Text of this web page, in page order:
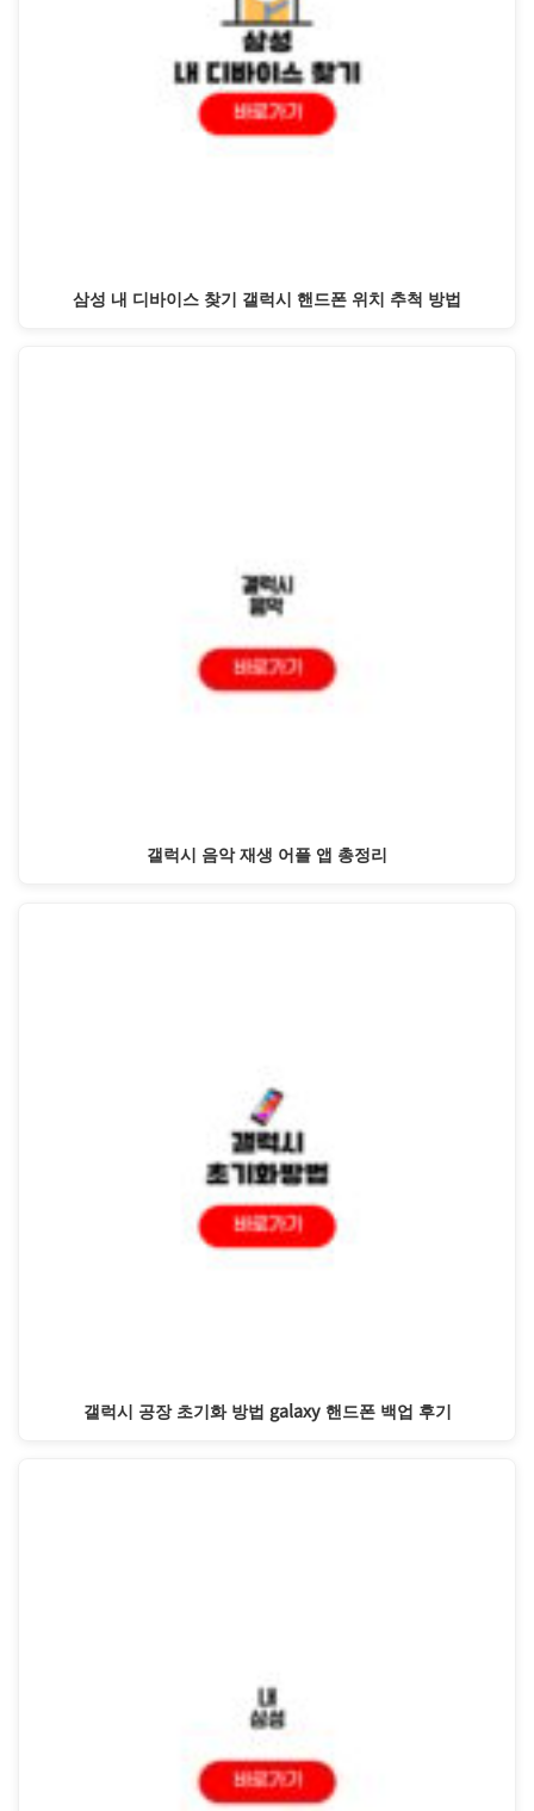
삼성 내 디바이스 찾기 갤럭시 핸드폰 위치 추척 방법
갤럭시 음악 재생 어플 앱 총정리
갤럭시 공장 초기화 방법 galaxy 핸드폰 백업 후기